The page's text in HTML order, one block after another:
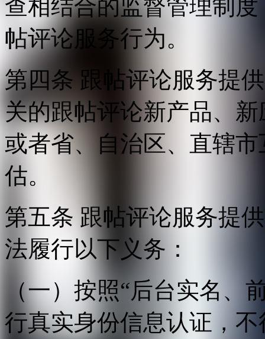
查相结合的监督管理制
帖评论服务行为。
第四条 跟帖评论服务提
关的跟帖评论新产品、
或者省、自治区、直辖
估。
第五条 跟帖评论服务提
法履行以下义务：
（一）按照“后台实名、
行真实身份信息认证，